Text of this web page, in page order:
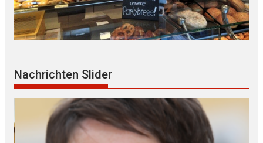
Nachrichten Slider
S P R E C H S T U N D E des
BEHINDERTENBEIRATS der Stadt Landshut